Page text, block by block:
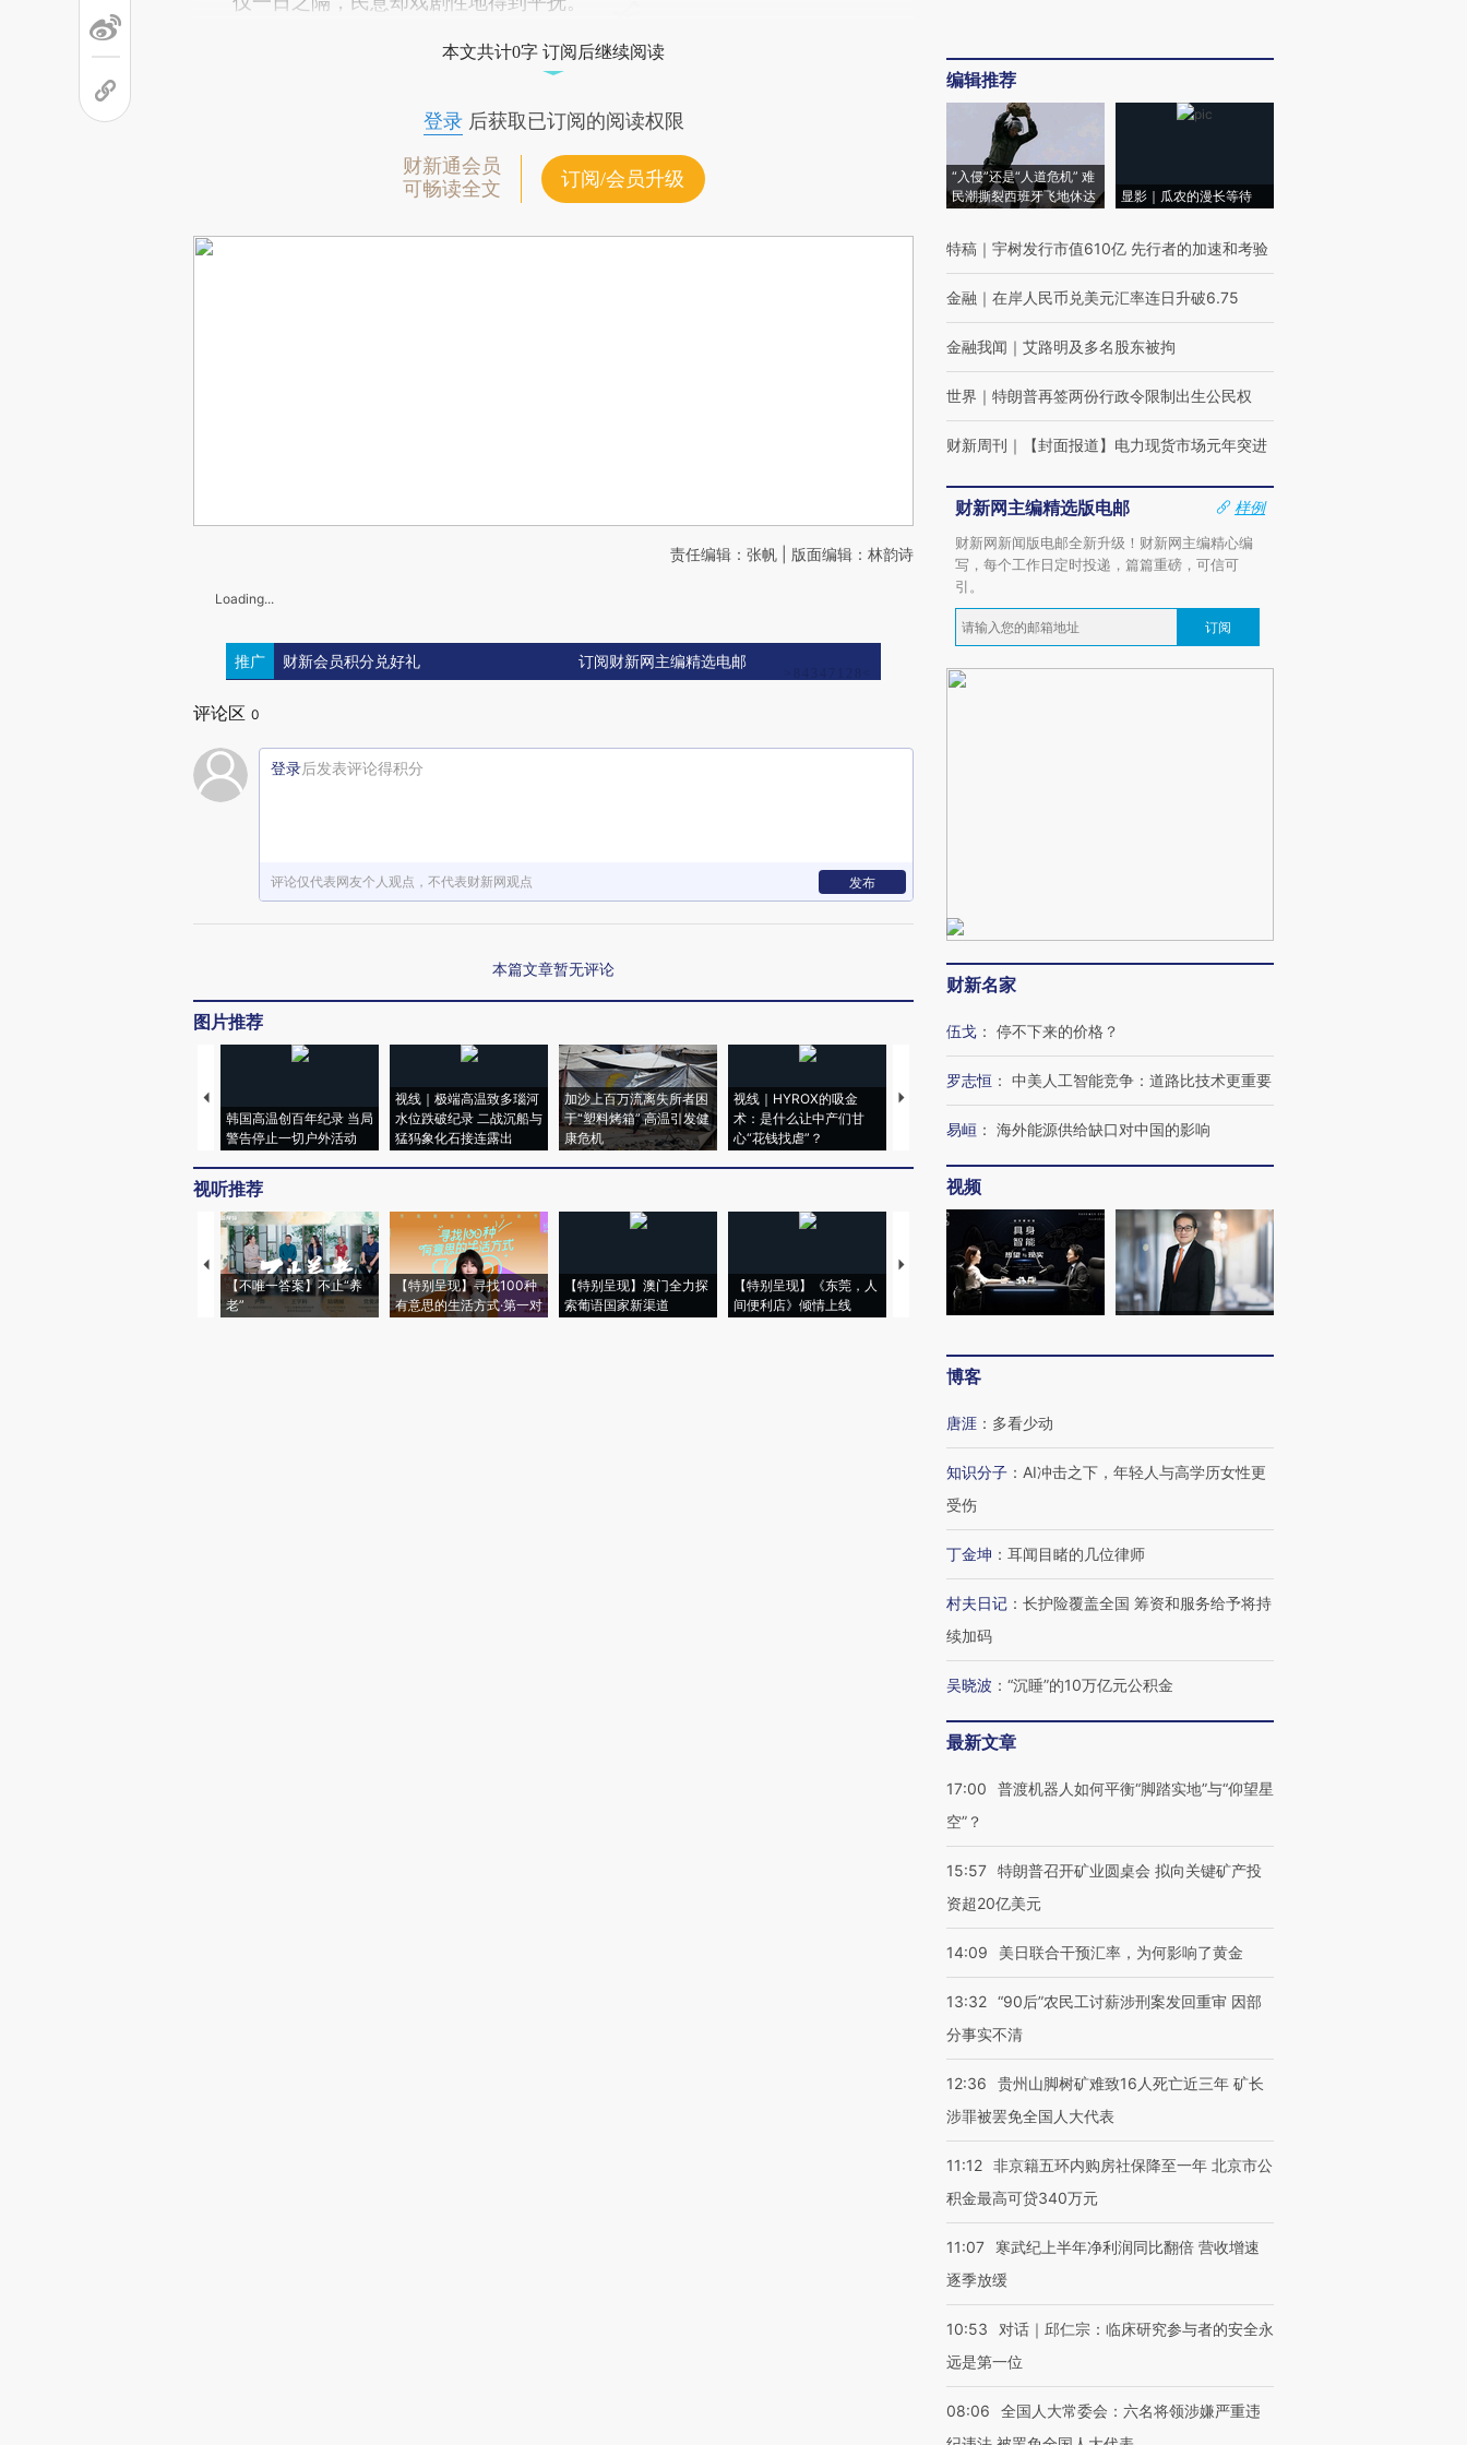
本文共计0字 订阅后继续阅读
登录后获取已订阅的阅读权限
财新通会员
可畅读全文
订阅/会员升级
责任编辑：张帆 | 版面编辑：林韵诗
Loading...
推广 财新会员积分兑好礼 订阅财新网主编精选电邮
评论区 0
登录后发表评论得积分
评论仅代表网友个人观点，不代表财新网观点 发布
本篇文章暂无评论
图片推荐
韩国高温创百年纪录 当局
警告停止一切户外活动
视线｜极端高温致多瑙河
水位跌破纪录 二战沉船与
猛犸象化石接连露出
加沙上百万流离失所者困
于“塑料烤箱” 高温引发健
康危机
视线｜HYROX的吸金
术：是什么让中产们甘
心“花钱找虐”？
马航飞行员跨国走私7万
粒摇头丸 尿检体内含3种
度Z世代 用街头抗争将教
育部长拱下台
视听推荐
【不唯一答案】不止“养
老”
【特别呈现】寻找100种
有意思的生活方式·第一对
【特别呈现】澳门全力探
索葡语国家新渠道
【特别呈现】《东莞，人
间便利店》倾情上线
【推广】走进第四届链博
会，让数智科技“链”接产
【特别呈现】寻找100种
有意思的生活方式·第三对
【商旅对话】华住集团
CFO：不靠规模取胜，华
住三大增长引擎是什么？
编辑推荐
“入侵”还是“人道危机” 难
民潮撕裂西班牙飞地休达
显影｜瓜农的漫长等待
特稿 ｜ 宇树发行市值610亿 先行者的加速和考验
金融 ｜ 在岸人民币兑美元汇率连日升破6.75
金融我闻 ｜ 艾路明及多名股东被拘
世界 ｜ 特朗普再签两份行政令限制出生公民权
财新周刊 ｜ 【封面报道】电力现货市场元年突进
财新网主编精选版电邮
样例
财新网新闻版电邮全新升级！财新网主编精心编
写，每个工作日定时投递，篇篇重磅，可信可
引。
订阅
财新名家
伍戈 ： 停不下来的价格？
罗志恒 ： 中美人工智能竞争：道路比技术更重要
易峘 ： 海外能源供给缺口对中国的影响
视频
博客
唐涯 ： 多看少动
知识分子 ： AI冲击之下，年轻人与高学历女性更
受伤
丁金坤 ： 耳闻目睹的几位律师
村夫日记 ： 长护险覆盖全国 筹资和服务给予将持
续加码
吴晓波 ： “沉睡”的10万亿元公积金
最新文章
17:00
普渡机器人如何平衡“脚踏实地”与“仰望星
空”？
15:57 特朗普召开矿业圆桌会 拟向关键矿产投
资超20亿美元
14:09 美日联合干预汇率，为何影响了黄金
13:32 “90后”农民工讨薪涉刑案发回重审 因部
分事实不清
12:36
贵州山脚树矿难致16人死亡近三年 矿长
涉罪被罢免全国人大代表
11:12 非京籍五环内购房社保降至一年 北京市公
积金最高可贷340万元
11:07
寒武纪上半年净利润同比翻倍 营收增速
逐季放缓
10:53
对话｜邱仁宗：临床研究参与者的安全永
远是第一位
08:06
全国人大常委会：六名将领涉嫌严重违